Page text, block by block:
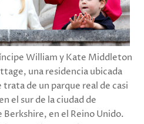
William y Kate Middleton
una residencia ubicada
de un parque real de casi
el sur de la ciudad de
en el Reino Unido.